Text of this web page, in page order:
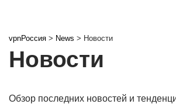
vpnРоссия > News > Новости
Новости
Обзор последних новостей и